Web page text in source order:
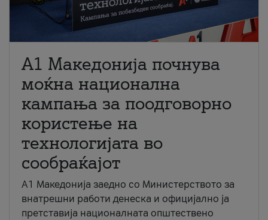
A1 Македонија почнува
моќна национална
кампања за поодговорно
користење на
технологијата во
сообраќајот
A1 Македонија заедно со Министерството за
внатрешни работи денеска и официјално ја
претставија националната општествено